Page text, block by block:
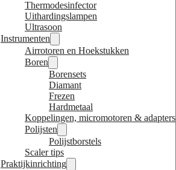
Thermodesinfector
Uithardingslampen
Ultrasoon
Instrumenten
Airrotoren en Hoekstukken
Boren
Borensets
Diamant
Frezen
Hardmetaal
Koppelingen, micromotoren & adapters
Polijsten
Polijstborstels
Scaler tips
Praktijkinrichting